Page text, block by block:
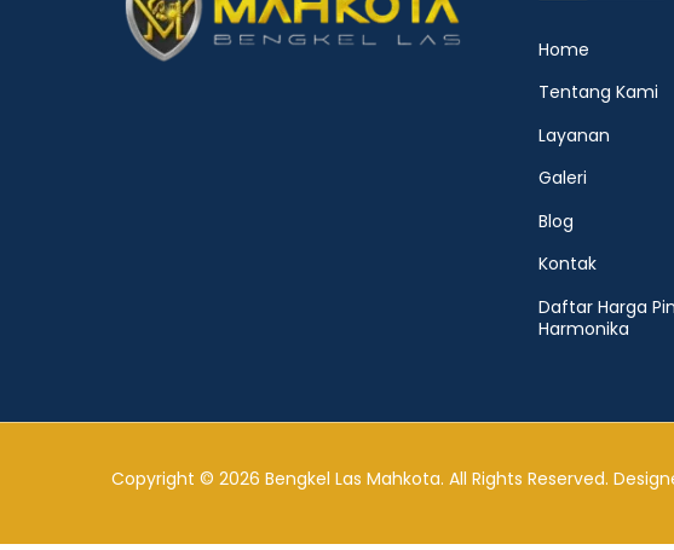
Home
Tentang Kami
Layanan
Galeri
Blog
Kontak
Daftar Harga
Harmonika
Copyright © 2026 Bengkel Las Mahkota. All Rights Reserved.